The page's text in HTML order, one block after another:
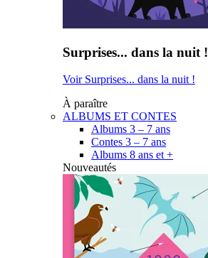
Surprises... dans la nuit !
Voir Surprises... dans la nuit !
À paraître
ALBUMS ET CONTES
Albums 3 – 7 ans
Contes 3 – 7 ans
Albums 8 ans et +
Nouveautés